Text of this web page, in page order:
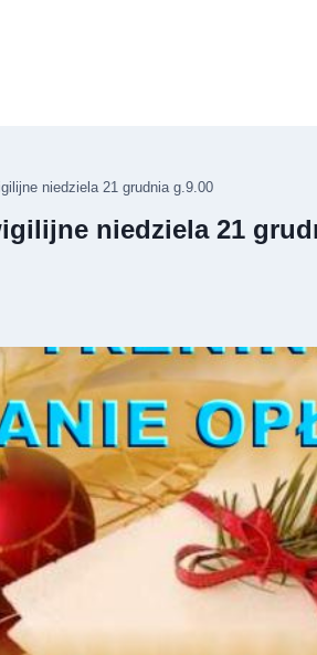
niedziela 21 grudnia g.9.00
niedziela 21